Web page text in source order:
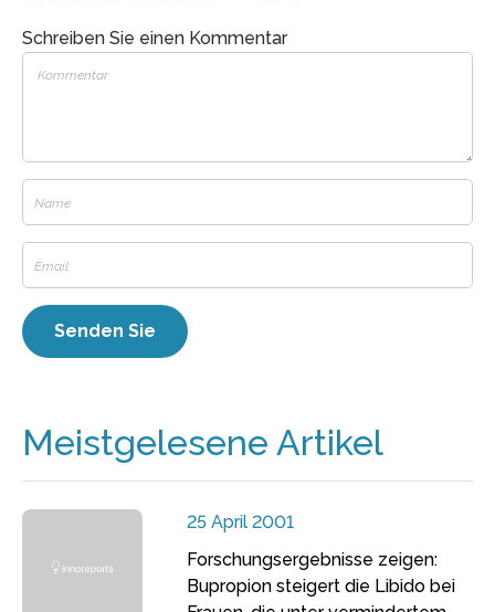
Schreiben Sie einen Kommentar
Meistgelesene Artikel
25 April 2001
Forschungsergebnisse zeigen:
Bupropion steigert die Libido bei